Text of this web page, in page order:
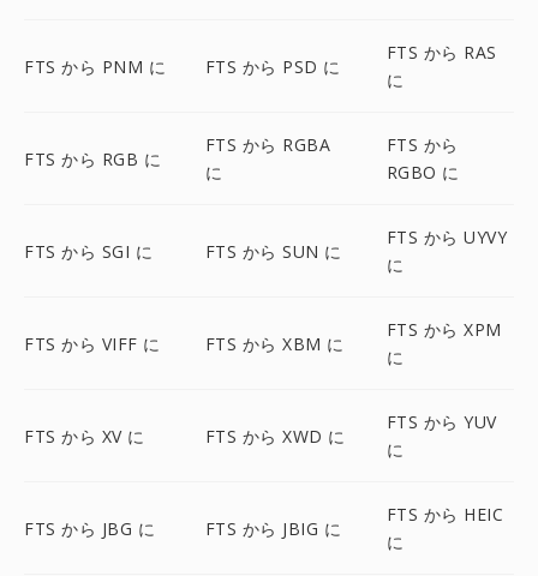
FTS から PNM に FTS から PSD に
FTS から RAS
に
FTS から RGB に
FTS から RGBA
に
FTS から
RGBO に
FTS から SGI に FTS から SUN に
FTS から UYVY
に
FTS から VIFF に FTS から XBM に
FTS から XPM
に
FTS から XV に FTS から XWD に
FTS から YUV
に
FTS から JBG に FTS から JBIG に
FTS から HEIC
に